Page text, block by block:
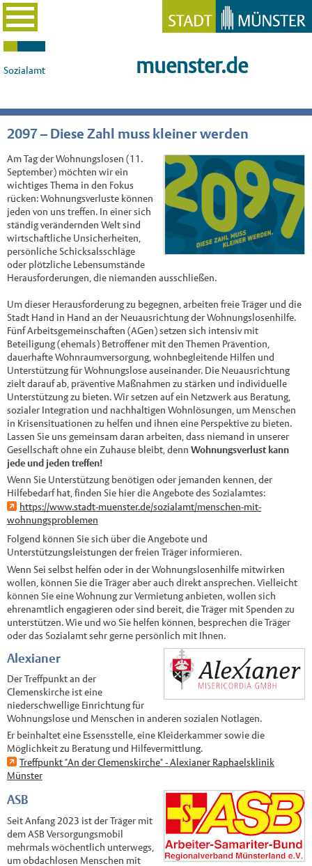
Sozialamt muenster.de
2097 – Diese Zahl muss kleiner werden
Am Tag der Wohnungslosen (11.
September) möchten wir ein
wichtiges Thema in den Fokus
rücken: Wohnungsverluste können
jeden von uns treffen. In einer sich
ständig verändernden Welt sind
wirtschaftliche Unsicherheiten,
persönliche Schicksalsschläge
oder plötzliche Lebensumstände
Herausforderungen, die niemanden ausschließen.
Um dieser Herausforderung zu begegnen, arbeiten freie Träger und die
Stadt Hand in Hand an der Neuausrichtung der Wohnungslosenhilfe.
Fünf Arbeitsgemeinschaften (AGen) setzen sich intensiv mit
Beteiligung (ehemals) Betroffener mit den Themen Prävention,
dauerhafte Wohnraumversorgung, wohnbegleitende Hilfen und
Unterstützung für Wohnungslose auseinander. Die Neuausrichtung
zielt darauf ab, präventive Maßnahmen zu stärken und individuelle
Unterstützung zu bieten. Wir setzen auf ein Netzwerk aus Beratung,
sozialer Integration und nachhaltigen Wohnlösungen, um Menschen
in Krisensituationen zu helfen und ihnen eine Perspektive zu bieten.
Lassen Sie uns gemeinsam daran arbeiten, dass niemand in unserer
Gesellschaft ohne ein Zuhause bleibt, denn Wohnungsverlust kann
jede und jeden treffen!
Wenn Sie Unterstützung benötigen oder jemanden kennen, der
Hilfebedarf hat, finden Sie hier die Angebote des Sozialamtes:
https://www.stadt-muenster.de/sozialamt/menschen-mit-
wohnungsproblemen
Folgend können Sie sich über die Angebote und
Unterstützungsleistungen der freien Träger informieren.
Wenn Sei selbst helfen oder in der Wohnungslosenhilfe mitwirken
wollen, können Sie die Träger aber auch direkt ansprechen. Vielleicht
können Sie eine Wohnung zur Vermietung anbieten, wollen sich
ehrenamtlich engagieren oder sind bereit, die Träger mit Spenden zu
unterstützen. Wie und wo Sie helfen können, besprechen die Träger
oder das Sozialamt sehr gerne persönlich mit Ihnen.
Alexianer
Der Treffpunkt an der
Clemenskirche ist eine
niederschwellige Einrichtung für
Wohnungslose und Menschen in anderen sozialen Notlagen.
Er beinhaltet eine Essensstelle, eine Kleiderkammer sowie die
Möglichkeit zu Beratung und Hilfevermittlung.
Treffpunkt "An der Clemenskirche" - Alexianer Raphaelsklinik
Münster
ASB
Seit Anfang 2023 ist der Träger mit
dem ASB Versorgungsmobil
mehrmals wöchentlich unterwegs,
um obdachlosen Menschen mit